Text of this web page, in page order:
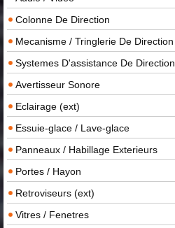
Colonne De Direction
Mecanisme / Tringlerie De Direction
Systemes D'assistance De Direction
Avertisseur Sonore
Eclairage (ext)
Essuie-glace / Lave-glace
Panneaux / Habillage Exterieurs
Portes / Hayon
Retroviseurs (ext)
Vitres / Fenetres